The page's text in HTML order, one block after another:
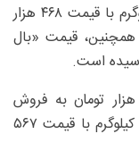
«ران مرغ بدون پوست» نیز به ازای هر کیلوگرم با قیمت ۴۶۸ هزار
همچنین، قیمت «بال
هر کیلوگرم «فیله مرغ» نیز با قیمت ۸۹۸ هزار تومان به فروش
می‌رسد. همچنین، «مغز ران مرغ» برای هر کیلوگرم با قیمت ۵۶۷